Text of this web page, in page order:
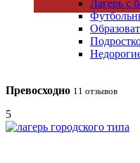
Лагерь с
Превосходно 11 отзывов
5